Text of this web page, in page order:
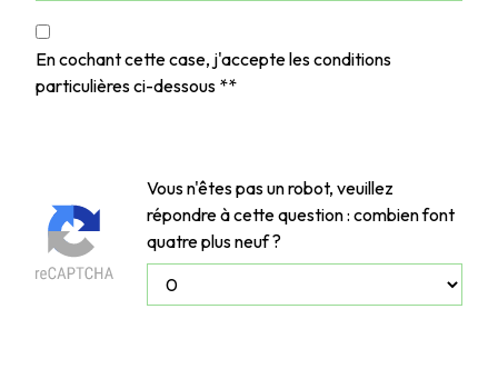
En cochant cette case, j'accepte les conditions
particulières ci-dessous **
Vous n'êtes pas un robot, veuillez
répondre à cette question : combien font
quatre plus neuf ?